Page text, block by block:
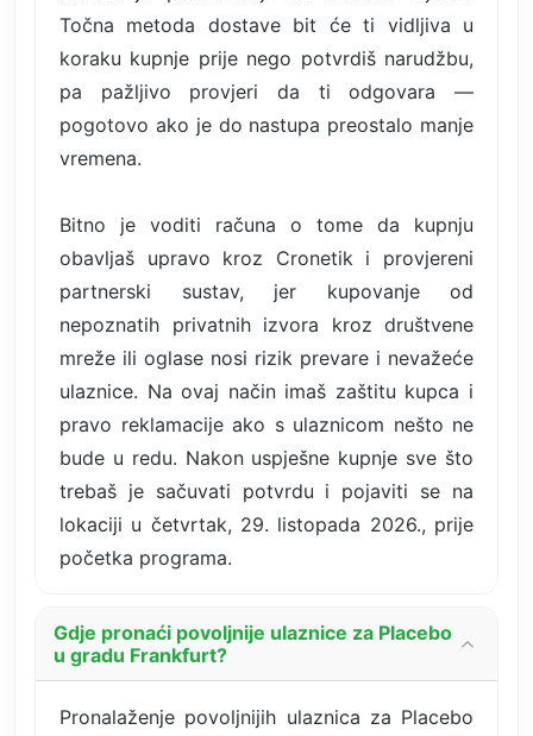
Točna metoda dostave bit će ti vidljiva u
koraku kupnje prije nego potvrdiš narudžbu,
pa pažljivo provjeri da ti odgovara —
pogotovo ako je do nastupa preostalo manje
vremena.
Bitno je voditi računa o tome da kupnju
obavljaš upravo kroz Cronetik i provjereni
partnerski sustav, jer kupovanje od
nepoznatih privatnih izvora kroz društvene
mreže ili oglase nosi rizik prevare i nevažeće
ulaznice. Na ovaj način imaš zaštitu kupca i
pravo reklamacije ako s ulaznicom nešto ne
bude u redu. Nakon uspješne kupnje sve što
trebaš je sačuvati potvrdu i pojaviti se na
lokaciji u četvrtak, 29. listopada 2026., prije
početka programa.
Gdje pronaći povoljnije ulaznice za Placebo
u gradu Frankfurt?
Pronalaženje povoljnijih ulaznica za Placebo